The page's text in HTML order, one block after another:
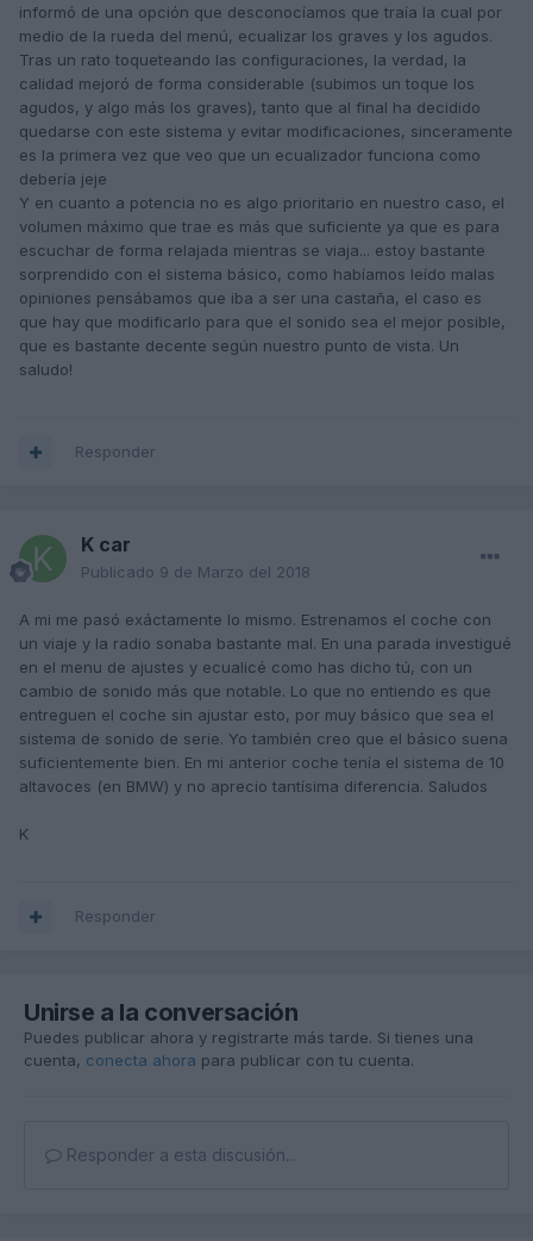
Subir al tope con B&O es bastante más complicado y
costoso. Necesita cablear todo el coche. Para eso mejor
que le pongan una etapa de buena marca y con eso ya
mejor el sonido. Por aquí tenemos compañeros que le han
cambiado los altavoces y etapa y ha pasado de unos 120W
informó de una opción que desconocíamos que traía la cual por
medio de la rueda del menú, ecualizar los graves y los agudos.
Tras un rato toqueteando las configuraciones, la verdad, la
calidad mejoró de forma considerable (subimos un toque los
agudos, y algo más los graves), tanto que al final ha decidido
quedarse con este sistema y evitar modificaciones, sinceramente
es la primera vez que veo que un ecualizador funciona como
debería jeje
Y en cuanto a potencia no es algo prioritario en nuestro caso, el
volumen máximo que trae es más que suficiente ya que es para
escuchar de forma relajada mientras se viaja... estoy bastante
sorprendido con el sistema básico, como habíamos leído malas
opiniones pensábamos que iba a ser una castaña, el caso es
que hay que modificarlo para que el sonido sea el mejor posible,
que es bastante decente según nuestro punto de vista. Un
saludo!
Responder
K car
Publicado 9 de Marzo del 2018
A mi me pasó exáctamente lo mismo. Estrenamos el coche con
un viaje y la radio sonaba bastante mal. En una parada investigué
en el menu de ajustes y ecualicé como has dicho tú, con un
cambio de sonido más que notable. Lo que no entiendo es que
entreguen el coche sin ajustar esto, por muy básico que sea el
sistema de sonido de serie. Yo también creo que el básico suena
suficientemente bien. En mi anterior coche tenía el sistema de 10
altavoces (en BMW) y no aprecio tantísima diferencia. Saludos
K
Responder
Unirse a la conversación
Puedes publicar ahora y registrarte más tarde. Si tienes una
cuenta, conecta ahora para publicar con tu cuenta.
Responder a esta discusión...